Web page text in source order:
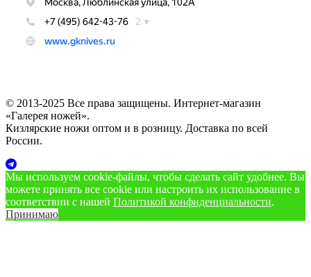
© 2013-2025 Все права защищены. Интернет-магазин
«Галерея ножей».
Кизлярские ножи оптом и в розницу. Доставка по всей
России.
Мы используем cookie‑файлы, чтобы сделать сайт удобнее. Вы
можете принять все cookie или настроить их использование в
соответствии с нашей Политикой конфиденциальности.
Принимаю